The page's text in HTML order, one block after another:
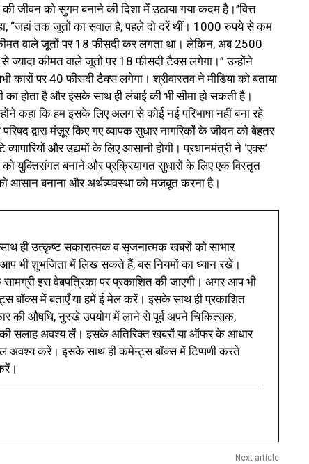
जीवन को सुगम बनाने की दिशा में उठाया गया कदम है।’’वित्त
“जहां तक जूतों का सवाल है, पहले दो दरें थीं। 1000 रुपये से कम
वाले जूतों पर 18 फीसदी कर लगता था। लेकिन, अब 2500
कीमत वाले जूतों पर 18 फीसदी टैक्‍स लगेगा।” उन्‍होंने
कारों पर 40 फीसदी टैक्‍स लगेगा। श्रीवास्‍तव ने मीडिया को बताया
होता है और इसके साथ ही लंबाई की भी सीमा हो सकती है।
कहा कि हम इसके लिए अलग से कोई नई परिभाषा नहीं बना रहे
द्वारा मंज़ूर किए गए व्यापक सुधार नागरिकों के जीवन को बेहतर
और उद्यमों के लिए आसानी होगी। प्रधानमंत्री ने ‘एक्स’
युक्तिसंगत बनाने और प्रक्रियागत सुधारों के लिए एक विस्तृत
आसान बनाना और अर्थव्यवस्था को मजबूत करना है।
ही उत्कृष्ट सकारात्मक व सृजनात्मक खबरों को साभार
भी शुभजिता में लिख सकते हैं, बस नियमों का ध्यान रखें।
इस वेबपत्रिका पर प्रकाशित की जाएगी। अगर आप भी
बॉक्स में बताएँ या हमें ई मेल करें। इसके साथ ही प्रकाशित
की औषधि, नुस्खे उपयोग में लाने से पूर्व अपने चिकित्सक,
की सलाह अवश्य लें। इसके अतिरिक्त खबरों या ऑफर के आधार
अवश्य करें। इसके साथ ही कमेन्ट्स बॉक्स में टिप्पणी करते
Next article